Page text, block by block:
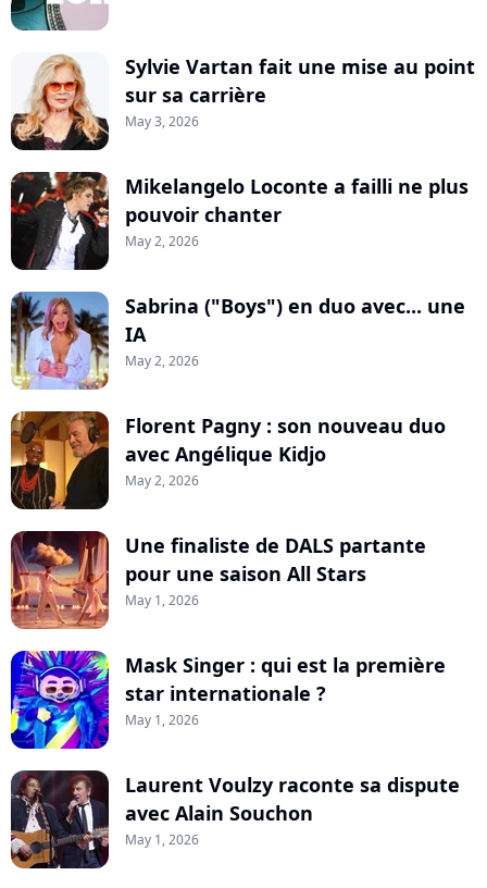
Sylvie Vartan fait une mise au point
sur sa carrière
May 3, 2026
Mikelangelo Loconte a failli ne plus
pouvoir chanter
May 2, 2026
Sabrina ("Boys") en duo avec... une
IA
May 2, 2026
Florent Pagny : son nouveau duo
avec Angélique Kidjo
May 2, 2026
Une finaliste de DALS partante
pour une saison All Stars
May 1, 2026
Mask Singer : qui est la première
star internationale ?
May 1, 2026
Laurent Voulzy raconte sa dispute
avec Alain Souchon
May 1, 2026